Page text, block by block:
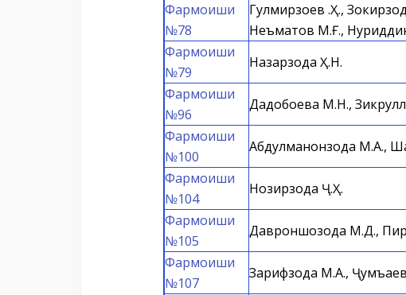
Фармоиши
№78
Гулмирзоев Қ.Ҳ.,
Неъматов М.Ғ.,
Фармоиши
№79
Назарзода Ҳ.Н.
Фармоиши
№96
Дадобоева М.Н.,
Фармоиши
№100
Абдулманонзода М.А.,
Фармоиши
№104
Нозирзода Ҷ.Ҳ.
Фармоиши
№105
Давроншозода М.Д.,
Фармоиши
№107
Зарифзода М.А.,